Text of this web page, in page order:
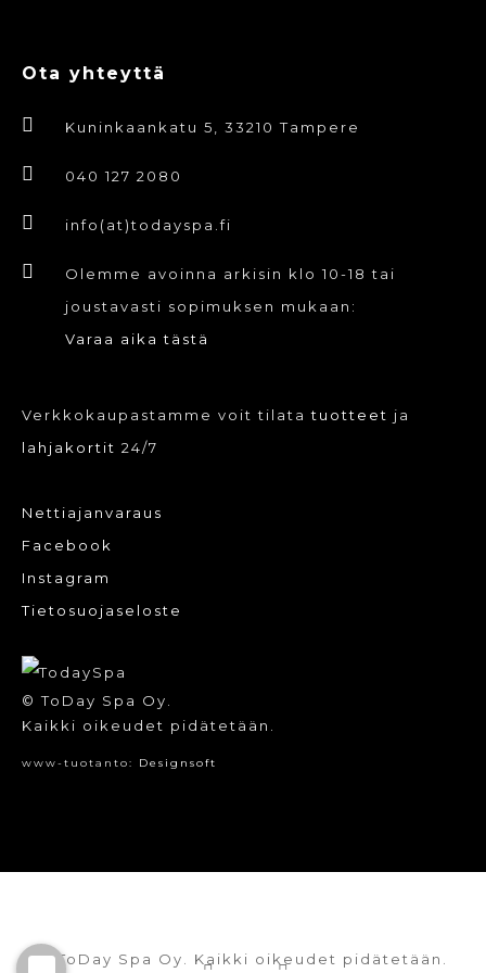
Ota yhteyttä
Kuninkaankatu 5, 33210 Tampere
040 127 2080
info(at)todayspa.fi
Olemme avoinna arkisin klo 10-18 tai
joustavasti sopimuksen mukaan:
Varaa aika tästä
Verkkokaupastamme voit tilatatuotteet ja
lahjakortit 24/7
Nettiajanvaraus
Facebook
Instagram
Tietosuojaseloste
© ToDay Spa Oy.
Kaikki oikeudet pidätetään.
www-tuotanto: Designsoft
© ToDay Spa Oy. Kaikki oikeudet pidätetään.